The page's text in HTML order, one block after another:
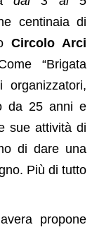
centinaia di
Circolo Arci
“Brigata
organizzatori,
da 25 anni e
sue attività di
di dare una
Più di tutto
propone